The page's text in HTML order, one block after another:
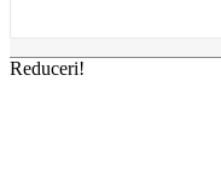
Reduceri!